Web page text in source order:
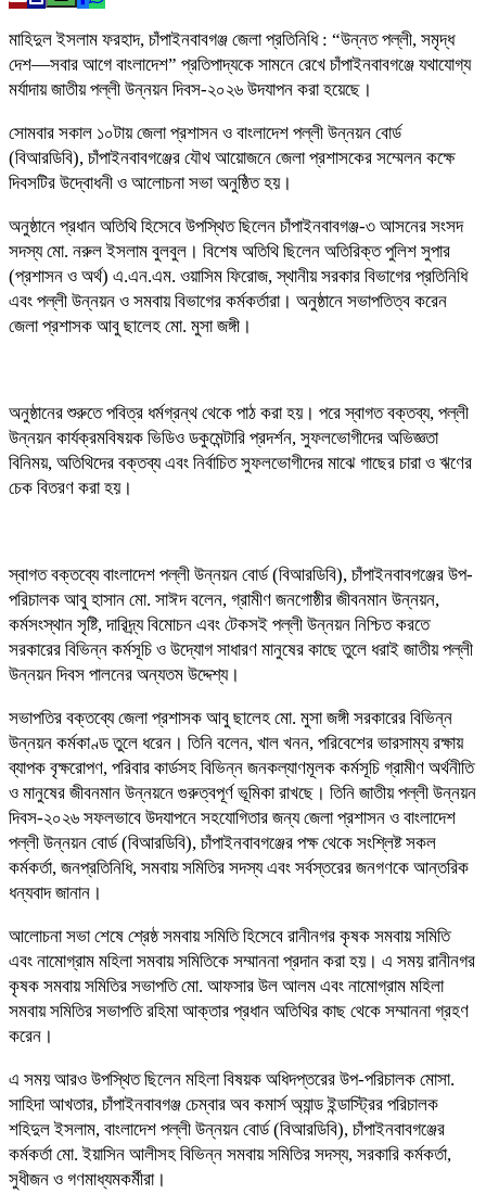
মাহিদুল ইসলাম ফরহাদ, চাঁপাইনবাবগঞ্জ জেলা প্রতিনিধি : “উন্নত পল্লী, সমৃদ্ধ
দেশ—সবার আগে বাংলাদেশ” প্রতিপাদ্যকে সামনে রেখে চাঁপাইনবাবগঞ্জে যথাযোগ্য
মর্যাদায় জাতীয় পল্লী উন্নয়ন দিবস-২০২৬ উদযাপন করা হয়েছে।
সোমবার সকাল ১০টায় জেলা প্রশাসন ও বাংলাদেশ পল্লী উন্নয়ন বোর্ড
(বিআরডিবি), চাঁপাইনবাবগঞ্জের যৌথ আয়োজনে জেলা প্রশাসকের সম্মেলন কক্ষে
দিবসটির উদ্বোধনী ও আলোচনা সভা অনুষ্ঠিত হয়।
অনুষ্ঠানে প্রধান অতিথি হিসেবে উপস্থিত ছিলেন চাঁপাইনবাবগঞ্জ-৩ আসনের সংসদ
সদস্য মো. নরুল ইসলাম বুলবুল। বিশেষ অতিথি ছিলেন অতিরিক্ত পুলিশ সুপার
(প্রশাসন ও অর্থ) এ.এন.এম. ওয়াসিম ফিরোজ, স্থানীয় সরকার বিভাগের প্রতিনিধি
এবং পল্লী উন্নয়ন ও সমবায় বিভাগের কর্মকর্তারা। অনুষ্ঠানে সভাপতিত্ব করেন
জেলা প্রশাসক আবু ছালেহ মো. মুসা জঙ্গী।
অনুষ্ঠানের শুরুতে পবিত্র ধর্মগ্রন্থ থেকে পাঠ করা হয়। পরে স্বাগত বক্তব্য, পল্লী
উন্নয়ন কার্যক্রমবিষয়ক ভিডিও ডকুমেন্টারি প্রদর্শন, সুফলভোগীদের অভিজ্ঞতা
বিনিময়, অতিথিদের বক্তব্য এবং নির্বাচিত সুফলভোগীদের মাঝে গাছের চারা ও ঋণের
চেক বিতরণ করা হয়।
স্বাগত বক্তব্যে বাংলাদেশ পল্লী উন্নয়ন বোর্ড (বিআরডিবি), চাঁপাইনবাবগঞ্জের উপ-
পরিচালক আবু হাসান মো. সাঈদ বলেন, গ্রামীণ জনগোষ্ঠীর জীবনমান উন্নয়ন,
কর্মসংস্থান সৃষ্টি, দারিদ্র্য বিমোচন এবং টেকসই পল্লী উন্নয়ন নিশ্চিত করতে
সরকারের বিভিন্ন কর্মসূচি ও উদ্যোগ সাধারণ মানুষের কাছে তুলে ধরাই জাতীয় পল্লী
উন্নয়ন দিবস পালনের অন্যতম উদ্দেশ্য।
সভাপতির বক্তব্যে জেলা প্রশাসক আবু ছালেহ মো. মুসা জঙ্গী সরকারের বিভিন্ন
উন্নয়ন কর্মকাণ্ড তুলে ধরেন। তিনি বলেন, খাল খনন, পরিবেশের ভারসাম্য রক্ষায়
ব্যাপক বৃক্ষরোপণ, পরিবার কার্ডসহ বিভিন্ন জনকল্যাণমূলক কর্মসূচি গ্রামীণ অর্থনীতি
ও মানুষের জীবনমান উন্নয়নে গুরুত্বপূর্ণ ভূমিকা রাখছে। তিনি জাতীয় পল্লী উন্নয়ন
দিবস-২০২৬ সফলভাবে উদযাপনে সহযোগিতার জন্য জেলা প্রশাসন ও বাংলাদেশ
পল্লী উন্নয়ন বোর্ড (বিআরডিবি), চাঁপাইনবাবগঞ্জের পক্ষ থেকে সংশ্লিষ্ট সকল
কর্মকর্তা, জনপ্রতিনিধি, সমবায় সমিতির সদস্য এবং সর্বস্তরের জনগণকে আন্তরিক
ধন্যবাদ জানান।
আলোচনা সভা শেষে শ্রেষ্ঠ সমবায় সমিতি হিসেবে রানীনগর কৃষক সমবায় সমিতি
এবং নামোগ্রাম মহিলা সমবায় সমিতিকে সম্মাননা প্রদান করা হয়। এ সময় রানীনগর
কৃষক সমবায় সমিতির সভাপতি মো. আফসার উল আলম এবং নামোগ্রাম মহিলা
সমবায় সমিতির সভাপতি রহিমা আক্তার প্রধান অতিথির কাছ থেকে সম্মাননা গ্রহণ
করেন।
এ সময় আরও উপস্থিত ছিলেন মহিলা বিষয়ক অধিদপ্তরের উপ-পরিচালক মোসা.
সাহিদা আখতার, চাঁপাইনবাবগঞ্জ চেম্বার অব কমার্স অ্যান্ড ইন্ডাস্ট্রির পরিচালক
শহিদুল ইসলাম, বাংলাদেশ পল্লী উন্নয়ন বোর্ড (বিআরডিবি), চাঁপাইনবাবগঞ্জের
কর্মকর্তা মো. ইয়াসিন আলীসহ বিভিন্ন সমবায় সমিতির সদস্য, সরকারি কর্মকর্তা,
সুধীজন ও গণমাধ্যমকর্মীরা।